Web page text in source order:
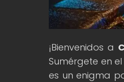
¡Bienvenidos a
Sumérgete en
es un enigma